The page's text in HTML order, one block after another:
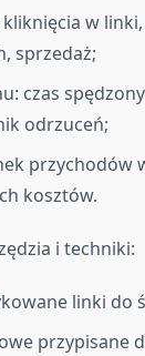
w
sprzedaż;
czas
odrzuceń;
przychodów
kosztów.
i techniki:
linki do
przypisane